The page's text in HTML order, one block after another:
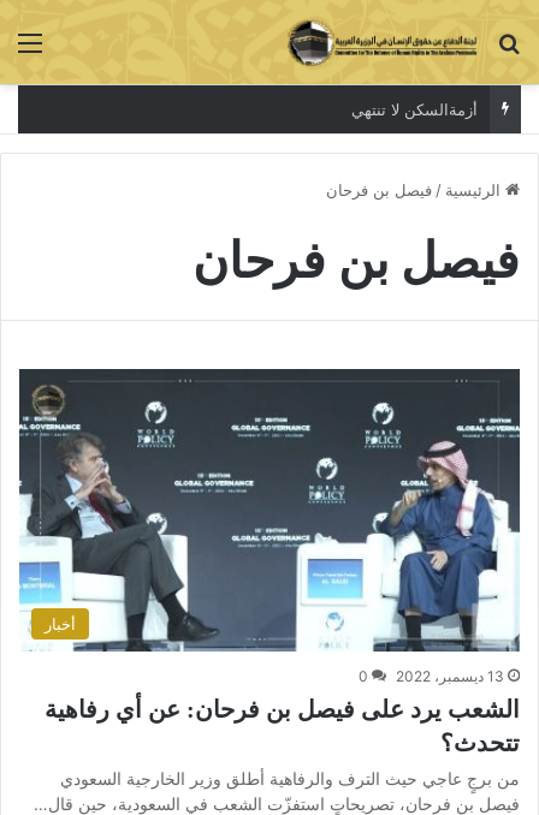
بحث عن
أزمةالسكن لا تنتهي
الرئيسية / فيصل بن فرحان
فيصل بن فرحان
أخبار
13 ديسمبر، 2022 0
الشعب يرد على فيصل بن فرحان: عن أي رفاهية
تتحدث؟
من برجٍ عاجي حيث الترف والرفاهية أطلق وزير الخارجية السعودي
فيصل بن فرحان، تصريحاتٍ استفزّت الشعب في السعودية، حين قال…